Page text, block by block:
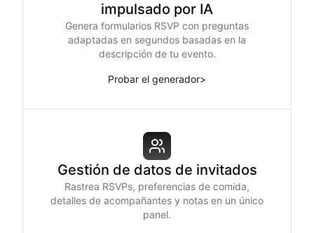
impulsado por IA
Genera formularios RSVP con preguntas
adaptadas en segundos basadas en la
descripción de tu evento.
Probar el generador>
Gestión de datos de invitados
Rastrea RSVPs, preferencias de comida,
detalles de acompañantes y notas en un único
panel.